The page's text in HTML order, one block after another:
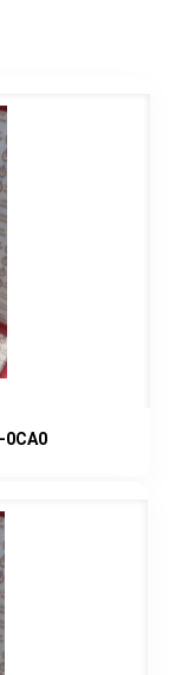
0CA0